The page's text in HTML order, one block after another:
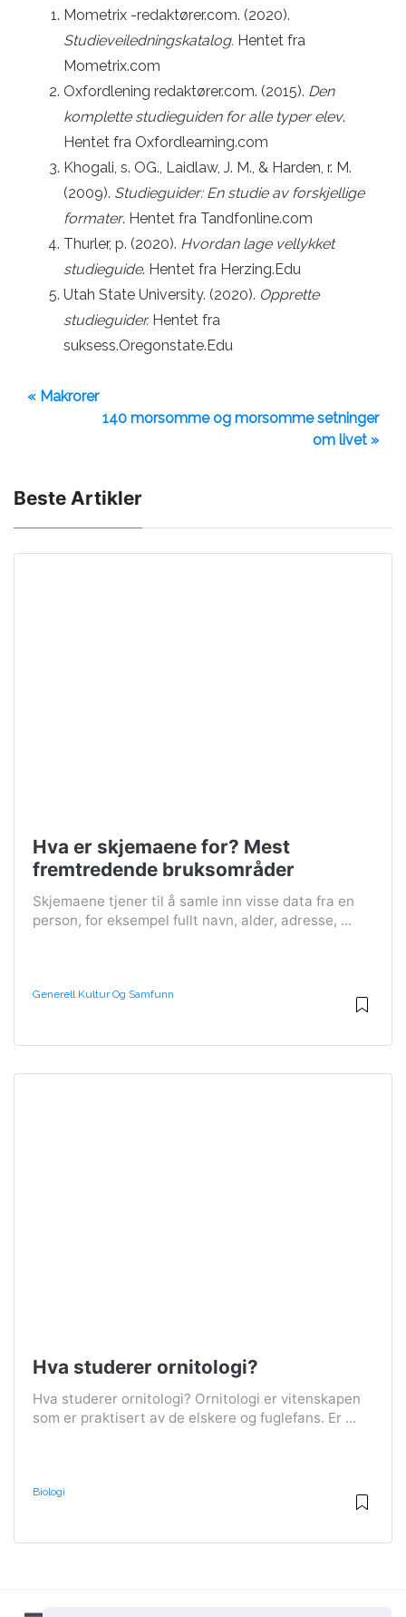
Mometrix -redaktører.com. (2020).
Studieveiledningskatalog. Hentet fra
Mometrix.com
Oxfordlening redaktører.com. (2015). Den
komplette studieguiden for alle typer elev.
Hentet fra Oxfordlearning.com
Khogali, s. OG., Laidlaw, J. M., & Harden, r. M.
(2009). Studieguider: En studie av forskjellige
formater. Hentet fra Tandfonline.com
Thurler, p. (2020). Hvordan lage vellykket
studieguide. Hentet fra Herzing.Edu
Utah State University. (2020). Opprette
studieguider.Hentet fra
suksess.Oregonstate.Edu
« Makrorer
140 morsomme og morsomme setninger
om livet »
Beste Artikler
Hva er skjemaene for? Mest
fremtredende bruksområder
Skjemaene tjener til å samle inn visse data fra en
person, for eksempel fullt navn, alder, adresse, ...
Generell Kultur Og Samfunn
Hva studerer ornitologi?
Hva studerer ornitologi? Ornitologi er vitenskapen
som er praktisert av de elskere og fuglefans. Er ...
Biologi